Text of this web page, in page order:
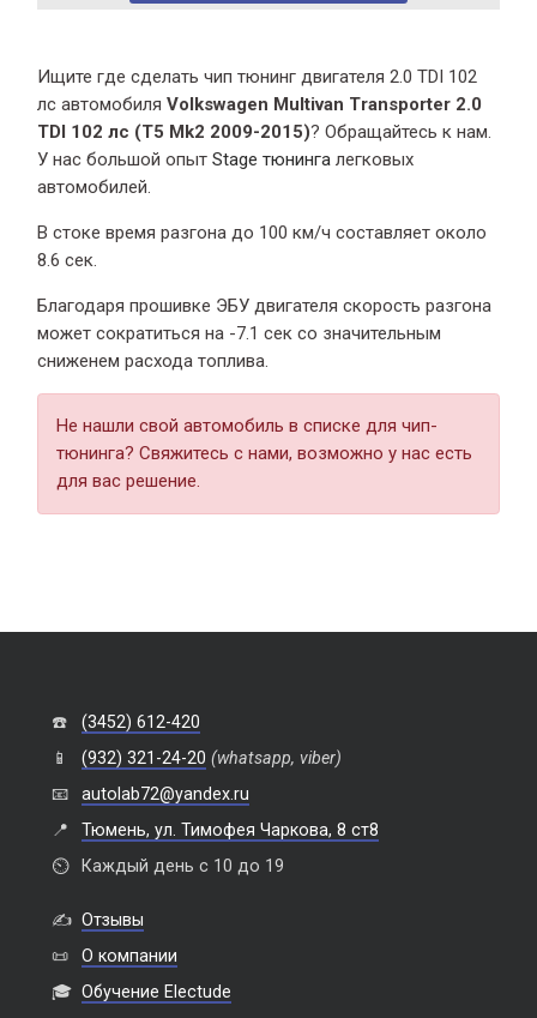
Ищите где сделать чип тюнинг двигателя 2.0 TDI 102
лс автомобиляVolkswagen Multivan Transporter 2.0
TDI 102 лс (T5 Mk2 2009-2015)? Обращайтесь к нам.
У нас большой опытStage тюнинга легковых
автомобилей.
В стоке время разгонадо 100 км/ч составляет около
8.6 сек.
Благодаря прошивке ЭБУ двигателя скорость разгона
может сократиться на -7.1 сек со значительным
сниженем расхода топлива.
Не нашли свой автомобиль в списке для чип-
тюнинга? Свяжитесь с нами, возможно у нас есть
для вас решение.
☎️
(3452) 612-420
📱
(932) 321-24-20 (whatsapp, viber)
📧
autolab72@yandex.ru
📍
Тюмень, ул. Тимофея Чаркова, 8 ст8
⏲️
Каждый день с 10 до 19
✍️ Отзывы
📜
О компании
🎓 Обучение Electude